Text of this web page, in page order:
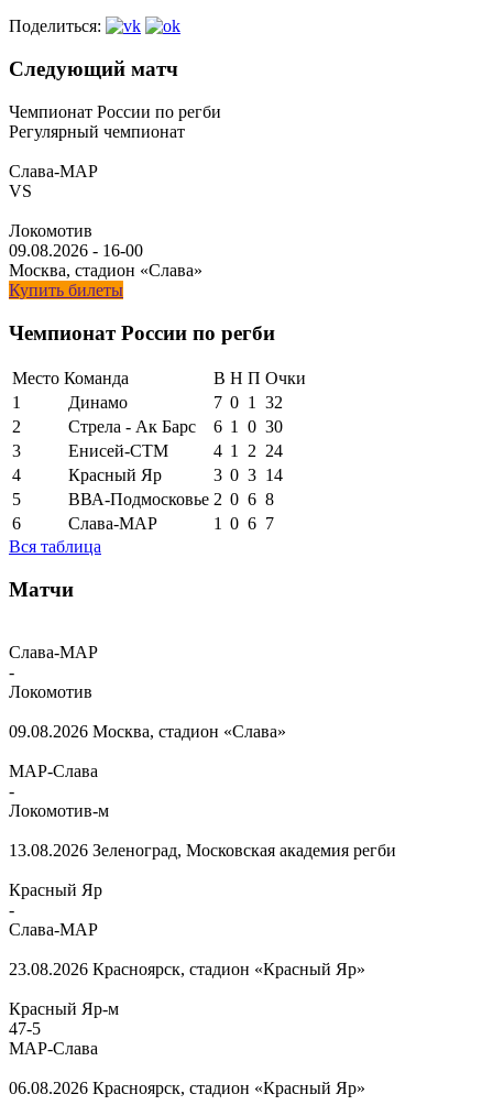
Поделиться:
Следующий матч
Чемпионат России по регби
Регулярный чемпионат
Слава-МАР
VS
Локомотив
09.08.2026 - 16-00
Москва, стадион «Слава»
Купить билеты
Чемпионат России по регби
Место Команда В Н П Очки
1
Динамо 7 0 1
32
2
Стрела - Ак Барс 6 1 0 30
3
Енисей-СТМ 4 1 2 24
4
Красный Яр 3 0 3 14
5
ВВА-Подмосковье 2 0 6 8
6
Слава-МАР 1 0 6 7
Вся таблица
Матчи
Слава-МАР
-
Локомотив
09.08.2026 Москва, стадион «Слава»
МАР-Слава
-
Локомотив-м
13.08.2026 Зеленоград, Московская академия регби
Красный Яр
-
Слава-МАР
23.08.2026 Красноярск, стадион «Красный Яр»
Красный Яр-м
47-5
МАР-Слава
06.08.2026 Красноярск, стадион «Красный Яр»